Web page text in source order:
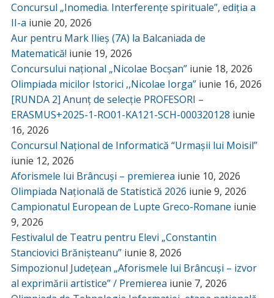
Concursul „Inomedia. Interferențe spirituale”, ediția a
II-a iunie 20, 2026
Aur pentru Mark Ilieș (7A) la Balcaniada de
Matematică! iunie 19, 2026
Concursului național „Nicolae Bocșan” iunie 18, 2026
Olimpiada micilor Istorici ,,Nicolae Iorga” iunie 16, 2026
[RUNDA 2] Anunț de selecție PROFESORI –
ERASMUS+2025-1-RO01-KA121-SCH-000320128 iunie
16, 2026
Concursul Național de Informatică “Urmașii lui Moisil”
iunie 12, 2026
Aforismele lui Brâncuși – premierea iunie 10, 2026
Olimpiada Națională de Statistică 2026 iunie 9, 2026
Campionatul European de Lupte Greco-Romane iunie
9, 2026
Festivalul de Teatru pentru Elevi „Constantin
Stanciovici Brănișteanu” iunie 8, 2026
Simpozionul Județean „Aforismele lui Brâncuși – izvor
al exprimării artistice” / Premierea iunie 7, 2026